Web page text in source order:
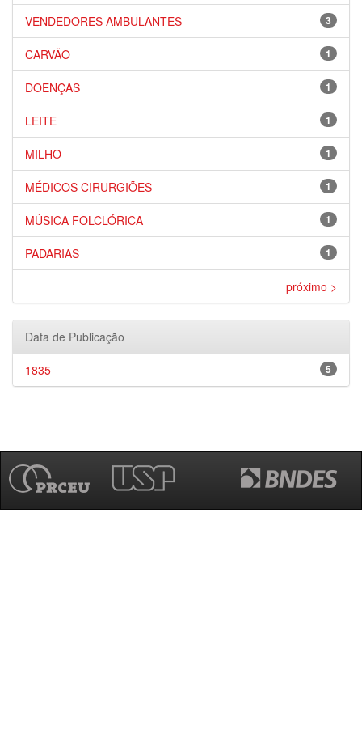
3
VENDEDORES AMBULANTES
1
CARVÃO
1
DOENÇAS
1
LEITE
1
MILHO
1
MÉDICOS CIRURGIÕES
1
MÚSICA FOLCLÓRICA
1
PADARIAS
próximo >
Data de Publicação
5
1835